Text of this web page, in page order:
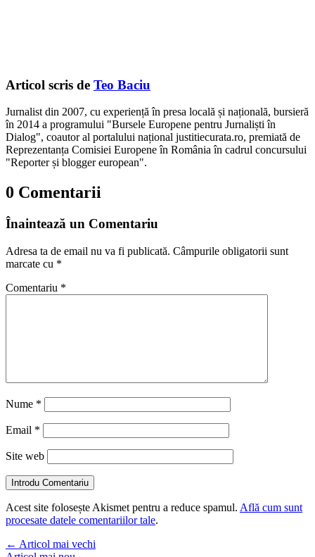
Articol scris de Teo Baciu
Jurnalist din 2007, cu experiență în presa locală și națională, bursieră
în 2014 a programului "Bursele Europene pentru Jurnaliști în
Dialog", coautor al portalului național justitiecurata.ro, premiată de
Reprezentanța Comisiei Europene în România în cadrul concursului
"Reporter și blogger european".
0 Comentarii
Înaintează un Comentariu
Adresa ta de email nu va fi publicată. Câmpurile obligatorii sunt
marcate cu *
Comentariu *
Nume *
Email *
Site web
Introdu Comentariu
Acest site folosește Akismet pentru a reduce spamul. Află cum sunt
procesate datele comentariilor tale.
← Articol mai vechi